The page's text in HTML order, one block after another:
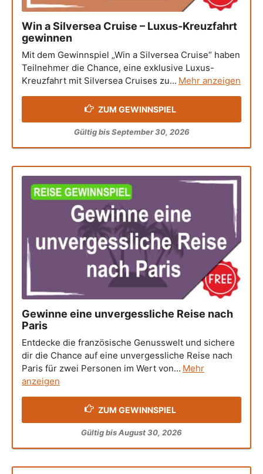
Win a Silversea Cruise – Luxus-Kreuzfahrt
gewinnen
Mit dem Gewinnspiel „Win a Silversea Cruise“ haben
Teilnehmer die Chance, eine exklusive Luxus-
Kreuzfahrt mit Silversea Cruises zu... Mehr anzeigen
ZUM GEWINNSPIEL
Gültig bis September 30, 2026
Gewinne eine unvergessliche Reise nach
Paris
Entdecke die französische Genusswelt und sichere
dir die Chance auf eine unvergessliche Reise nach
Paris für zwei Personen im Wert von... Mehr
anzeigen
ZUM GEWINNSPIEL
Gültig bis August 30, 2026